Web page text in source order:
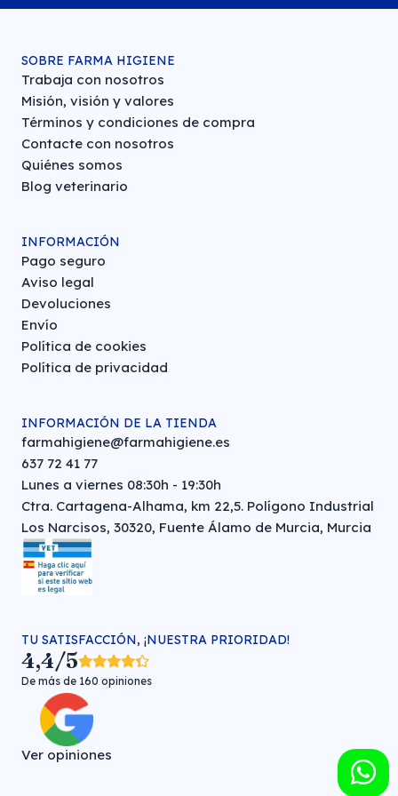
SOBRE FARMA HIGIENE
Trabaja con nosotros
Misión, visión y valores
Términos y condiciones de compra
Contacte con nosotros
Quiénes somos
Blog veterinario
INFORMACIÓN
Pago seguro
Aviso legal
Devoluciones
Envío
Política de cookies
Política de privacidad
INFORMACIÓN DE LA TIENDA
farmahigiene@farmahigiene.es
637 72 41 77
Lunes a viernes 08:30h - 19:30h
Ctra. Cartagena-Alhama, km 22,5. Polígono Industrial
Los Narcisos, 30320, Fuente Álamo de Murcia, Murcia
TU SATISFACCIÓN, ¡NUESTRA PRIORIDAD!
4,4/5
De más de 160 opiniones
Ver opiniones